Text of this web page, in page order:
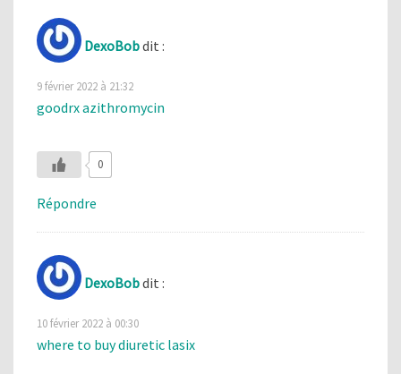
DexoBobdit :
9 février 2022 à 21:32
goodrx azithromycin
0
Répondre
DexoBobdit :
10 février 2022 à 00:30
where to buy diuretic lasix